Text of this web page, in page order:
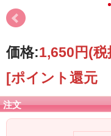
価格:1,650円(税
[ポイント還元
注文